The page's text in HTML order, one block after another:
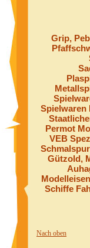
Grip,
Spielwaren
Permot
VEB
Gützold,
Schiffe
Nach oben